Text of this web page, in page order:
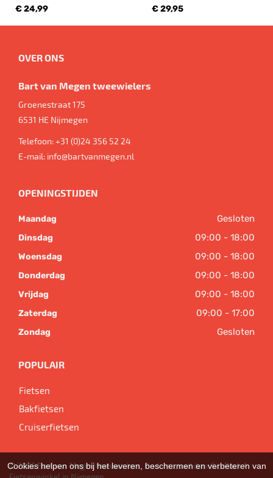
€ 24,99 € 29,95
OVER ONS
Bart van Megen tweewielers
Groenestraat 175
6531 HE Nijmegen
Telefoon:+31 (0)24 356 52 24
E-mail: info@bartvanmegen.nl
OPENINGSTIJDEN
Maandag Gesloten
Dinsdag 09:00 - 18:00
Woensdag 09:00 - 18:00
Donderdag 09:00 - 18:00
Vrijdag 09:00 - 18:00
Zaterdag 09:00 - 17:00
Zondag Gesloten
POPULAIR
Fietsen
Bakfietsen
Cruiserfietsen
© 2026 Bart van Megen tweewielers. Ondersteund doorSitePack ®
Cookies helpen ons bij het leveren, beschermen en verbeteren van